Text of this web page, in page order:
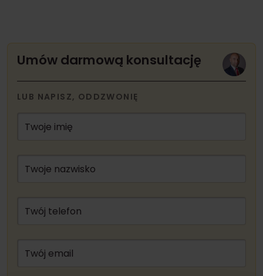
Umów darmową konsultację
LUB NAPISZ, ODDZWONIĘ
Twoje imię
Twoje nazwisko
Twój telefon
Twój email